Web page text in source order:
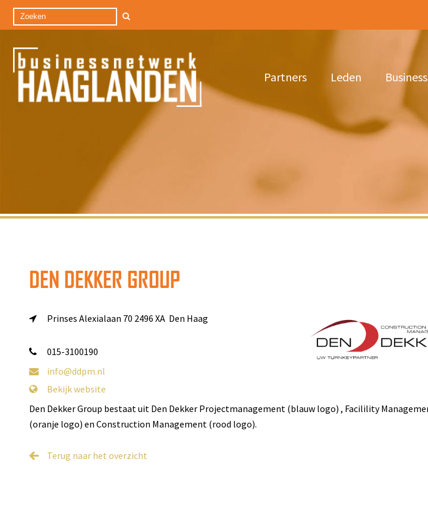
Partners Leden
DEN DEKKER GROUP
Prinses Alexialaan 70 2496 XA Den Haag
015-3100190
info@ddpm.nl
Bekijk website
Den Dekker Group bestaat uit Den Dekker Projectmanagement (blauw logo) , Facilility
(oranje logo) en Construction Management (rood logo).
Terug naar het overzicht